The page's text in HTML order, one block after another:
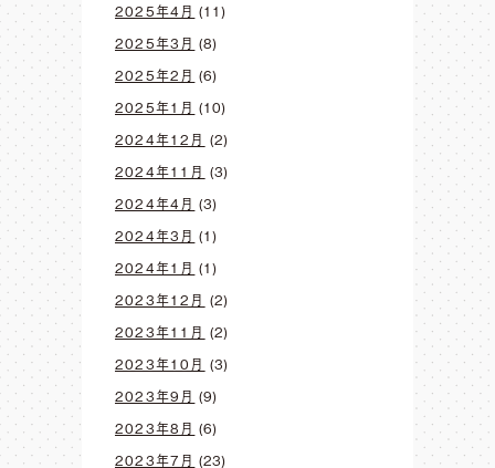
2025年4月 (11)
2025年3月 (8)
2025年2月 (6)
2025年1月 (10)
2024年12月 (2)
2024年11月 (3)
2024年4月 (3)
2024年3月 (1)
2024年1月 (1)
2023年12月 (2)
2023年11月 (2)
2023年10月 (3)
2023年9月 (9)
2023年8月 (6)
2023年7月 (23)